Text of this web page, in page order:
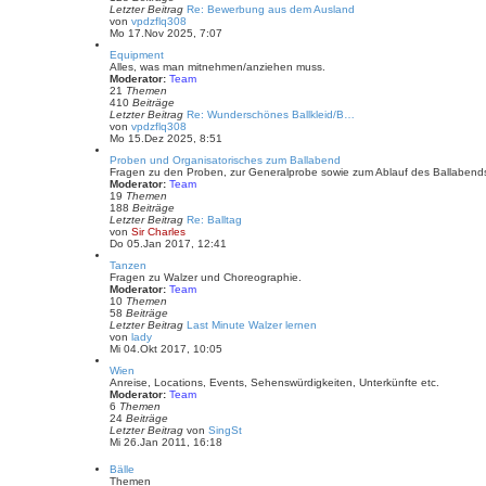
B
e
i
a
g
Letzter Beitrag Re: Bewerbung aus dem Ausland
von vpdzflq308
e
s
t
B
i
r
a
g
Mo 17.Nov 2025, 7:07
Equipment
Alles, was man mitnehmen/anziehen muss.
Moderator: Team
21 Themen
410 Beiträge
Letzter Beitrag Re: Wunderschönes Ballkleid/B…
von vpdzflq308
e
e
s
t
B
i
a
g
Mo 15.Dez 2025, 8:51
Proben und Organisatorisches zum Ballabend
Fragen zu den Proben, zur Generalprobe sowie zum Ablauf des
Moderator: Team
19 Themen
188 Beiträge
Letzter Beitrag Re: Balltag
von Sir CharlesN
e
s
t
B
i
a
g
Do 05.Jan 2017, 12:41
Tanzen
Fragen zu Walzer und Choreographie.
Moderator: Team
10 Themen
58 Beiträge
Letzter Beitrag Last Minute Walzer lernen
von ladyN
e
s
t
e
r
B
e
Mi 04.Okt 2017, 10:05
Wien
Anreise, Locations, Events, Sehenswürdigkeiten, Unterkünfte etc.
Moderator: Team
6 Themen
24 Beiträge
Letzter Beitrag von SingStN
Mi 26.Jan 2011, 16:18
Bälle
Themen